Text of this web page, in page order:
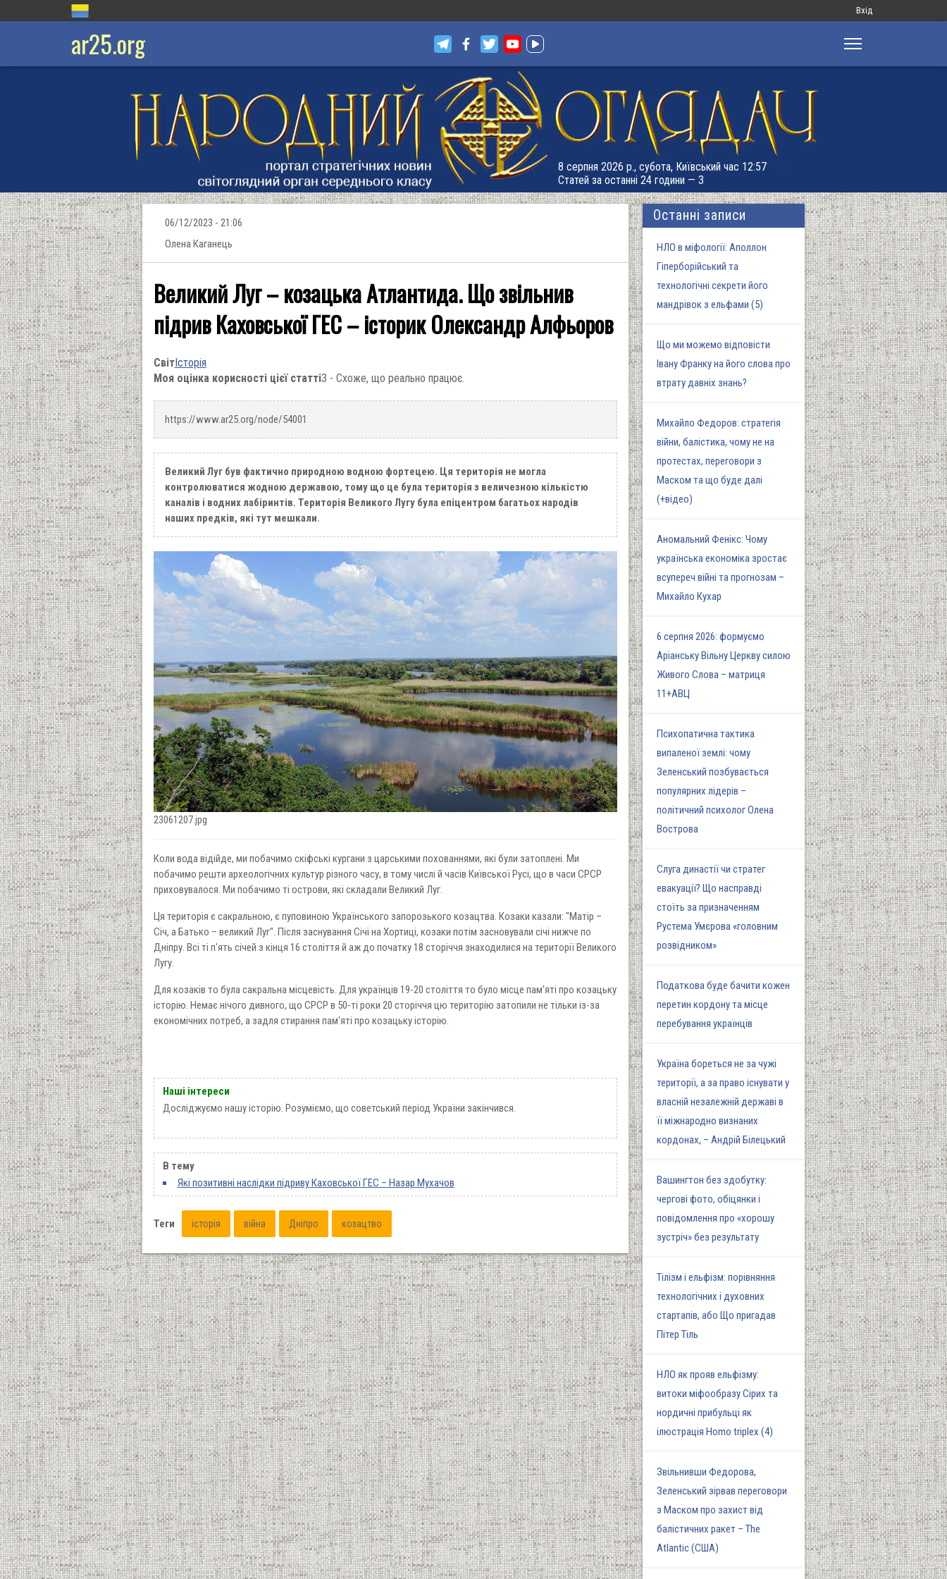
Меню
запису
Вхід
ar25.org
8 серпня 2026 р., субота, Київський час 12:57
Статей за останні 24 години — 3
06/12/2023 - 21:06
Олена Каганець
Великий Луг – козацька Атлантида. Що звільнив
підрив Каховської ГЕС – історик Олександр Алфьоров
СвітІсторія
Моя оцінка корисності цієї статті3 - Схоже, що реально працює.
https://www.ar25.org/node/54001
Великий Луг був фактично природною водною фортецею. Ця територія не могла
контролюватися жодною державою, тому що це була територія з величезною кількістю
каналів і водних лабіринтів. Територія Великого Лугу була епіцентром багатьох народів
наших предків, які тут мешкали.
23061207.jpg
Коли вода відійде, ми побачимо скіфські кургани з царськими похованнями, які були затоплені. Ми
побачимо решти археологічних культур різного часу, в тому числі й часів Київської Русі, що в часи СРСР
приховувалося. Ми побачимо ті острови, які складали Великий Луг.
Ця територія є сакральною, є пуповиною Українського запорозького козацтва. Козаки казали: "Матір –
Січ, а Батько – великий Луг". Після заснування Січі на Хортиці, козаки потім засновували січі нижче по
Дніпру. Всі ті п'ять січей з кінця 16 століття й аж до початку 18 сторіччя знаходилися на території Великого
Лугу.
Для козаків то була сакральна місцевість. Для українців 19-20 століття то було місце пам'яті про козацьку
історію. Немає нічого дивного, що СРСР в 50-ті роки 20 сторіччя цю територію затопили не тільки із-за
економічних потреб, а задля стирання пам'яті про козацьку історію.
Наші інтереси
Досліджуємо нашу історію. Розуміємо, що советський період України закінчився.
В тему
Які позитивні наслідки підриву Каховської ГЕС – Назар Мухачов
Теги історія війна Дніпро козацтво
Останні записи
НЛО в міфології: Аполлон
Гіперборійський та
технологічні секрети його
мандрівок з ельфами (5)
Що ми можемо відповісти
Івану Франку на його слова про
втрату давніх знань?
Михайло Федоров: стратегія
війни, балістика, чому не на
протестах, переговори з
Маском та що буде далі
(+відео)
Аномальний Фенікс: Чому
українська економіка зростає
всупереч війні та прогнозам –
Михайло Кухар
6 серпня 2026: формуємо
Аріанську Вільну Церкву силою
Живого Слова – матриця
11+АВЦ
Психопатична тактика
випаленої землі: чому
Зеленський позбувається
популярних лідерів –
політичний психолог Олена
Вострова
Слуга династії чи стратег
евакуації? Що насправді
стоїть за призначенням
Рустема Умєрова «головним
розвідником»
Податкова буде бачити кожен
перетин кордону та місце
перебування українців
Україна бореться не за чужі
території, а за право існувати у
власній незалежній державі в
її міжнародно визнаних
кордонах, – Андрій Білецький
Вашингтон без здобутку:
чергові фото, обіцянки і
повідомлення про «хорошу
зустріч» без результату
Тілізм і ельфізм: порівняння
технологічних і духовних
стартапів, або Що пригадав
Пітер Тіль
НЛО як прояв ельфізму:
витоки міфообразу Сірих та
нордичні прибульці як
ілюстрація Homo triplex (4)
Звільнивши Федорова,
Зеленський зірвав переговори
з Маском про захист від
балістичних ракет – The
Atlantic (США)